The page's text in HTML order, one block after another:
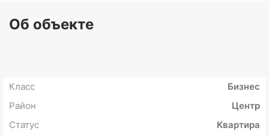
Об объекте
Класс
Бизнес
Район
Центр
Статус
Квартира